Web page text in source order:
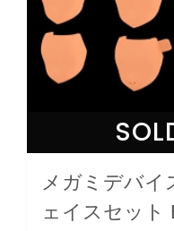
メガミデバイ
ェイスセット